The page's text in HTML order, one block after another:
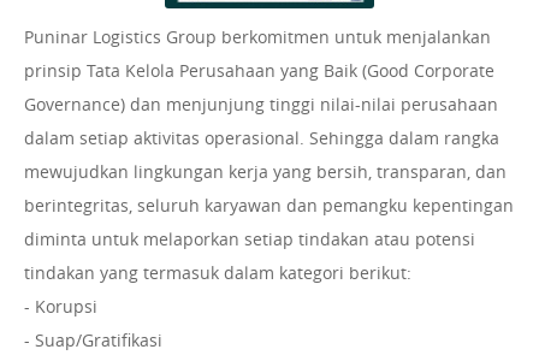
Puninar Logistics Group berkomitmen untuk menjalankan
prinsip Tata Kelola Perusahaan yang Baik (Good Corporate
Governance) dan menjunjung tinggi nilai-nilai perusahaan
dalam setiap aktivitas operasional. Sehingga dalam rangka
mewujudkan lingkungan kerja yang bersih, transparan, dan
berintegritas, seluruh karyawan dan pemangku kepentingan
diminta untuk melaporkan setiap tindakan atau potensi
tindakan yang termasuk dalam kategori berikut:
- Korupsi
- Suap/Gratifikasi